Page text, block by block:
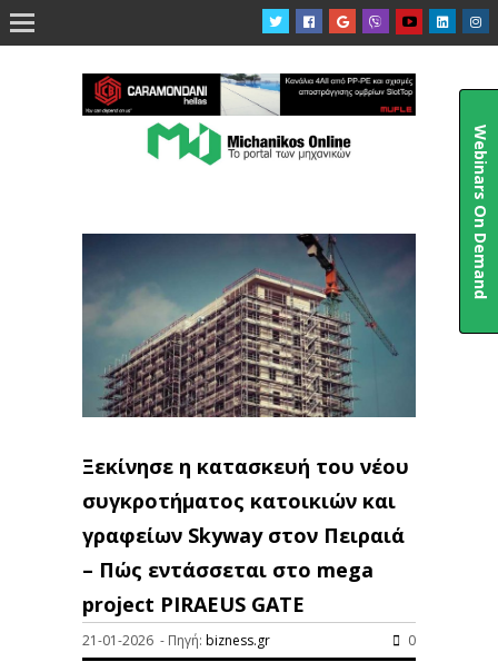

Ξεκίνησε η κατασκευή του νέου
συγκροτήματος κατοικιών και
γραφείων Skyway στον Πειραιά
– Πώς εντάσσεται στο mega
project PIRAEUS GATE
21-01-2026 - Πηγή: bizness.gr 0
Webinars On Demand